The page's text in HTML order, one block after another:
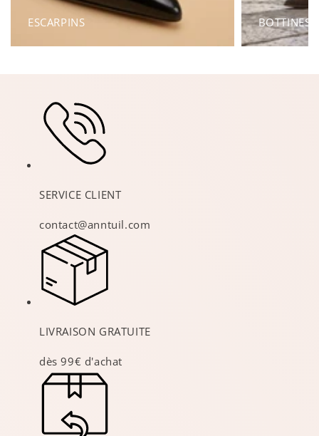
ESCARPINS BOTTINES
SERVICE CLIENT
contact@anntuil.com
LIVRAISON GRATUITE
dès 99€ d'achat